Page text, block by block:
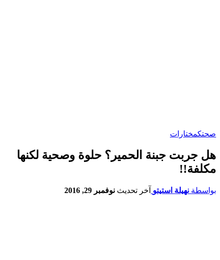
صحتكمختارات
هل جربت جبنة الحمير؟ حلوة وصحية لكنها
مكلفة!!
بواسطة نهيلة استيتو آخر تحديث نوفمبر 29, 2016